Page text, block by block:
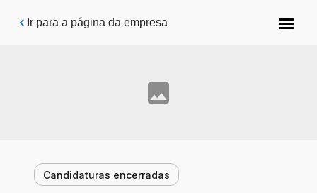
Pular para o conteúdo principal
Ir para a página da empresa
Candidaturas encerradas